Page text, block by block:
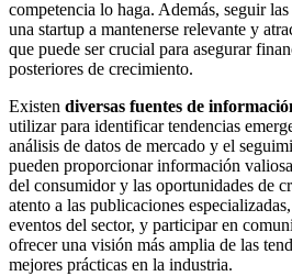
competencia lo haga. Además, seguir
una startup a mantenerse relevante y
que puede ser crucial para asegurar
posteriores de crecimiento.
Existen diversas fuentes de
utilizar para identificar tendencias
análisis de datos de mercado y el
pueden proporcionar información
del consumidor y las oportunidades de
atento a las publicaciones
eventos del sector, y participar en
ofrecer una visión más amplia de las
mejores prácticas en la industria.